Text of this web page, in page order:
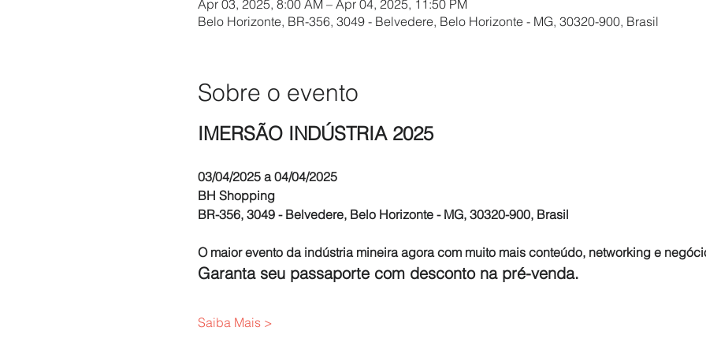
Apr 03, 2025, 8:00 AM – Apr 04, 2025, 11:50 PM
Belo Horizonte, BR-356, 3049 - Belvedere, Belo Horizonte - MG, 30320-900, Brasil
Sobre o evento
IMERSÃO INDÚSTRIA 2025
03/04/2025 a 04/04/2025
BH Shopping
BR-356, 3049 - Belvedere, Belo Horizonte - MG, 30320-900, Brasil
O maior evento da indústria mineira agora com muito mais conteúdo, networking e
Garanta seu passaporte com desconto na pré-venda.
Saiba Mais >